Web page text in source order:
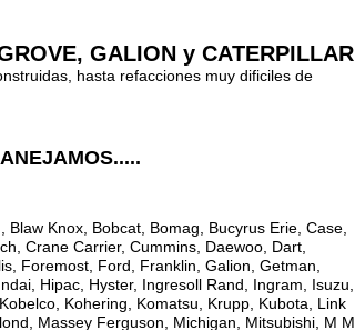
GALION y CATERPILLAR
hasta refacciones muy dificiles de
Knox, Bobcat, Bomag, Bucyrus Erie, Case,
Crane Carrier, Cummins, Daewoo, Dart,
Foremost, Ford, Franklin, Galion, Getman,
Hipac, Hyster, Ingresoll Rand, Ingram, Isuzu,
Kohering, Komatsu, Krupp, Kubota, Link
Massey Ferguson, Michigan, Mitsubishi, M M